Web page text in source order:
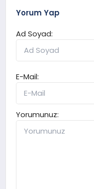
Yorum Yap
Ad Soyad:
E-Mail:
Yorumunuz: